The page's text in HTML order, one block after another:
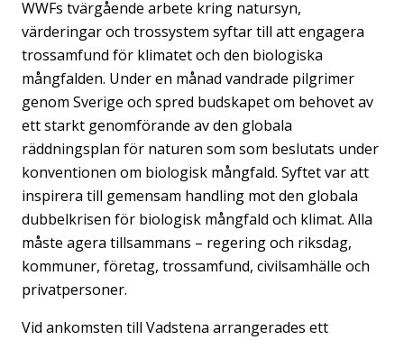
WWFs tvärgående arbete kring natursyn,
värderingar och trossystem syftar till att engagera
trossamfund för klimatet och den biologiska
mångfalden. Under en månad vandrade pilgrimer
genom Sverige och spred budskapet om behovet av
ett starkt genomförande av den globala
räddningsplan för naturen som som beslutats under
konventionen om biologisk mångfald. Syftet var att
inspirera till gemensam handling mot den globala
dubbelkrisen för biologisk mångfald och klimat. Alla
måste agera tillsammans – regering och riksdag,
kommuner, företag, trossamfund, civilsamhälle och
privatpersoner.
Vid ankomsten till Vadstena arrangerades ett